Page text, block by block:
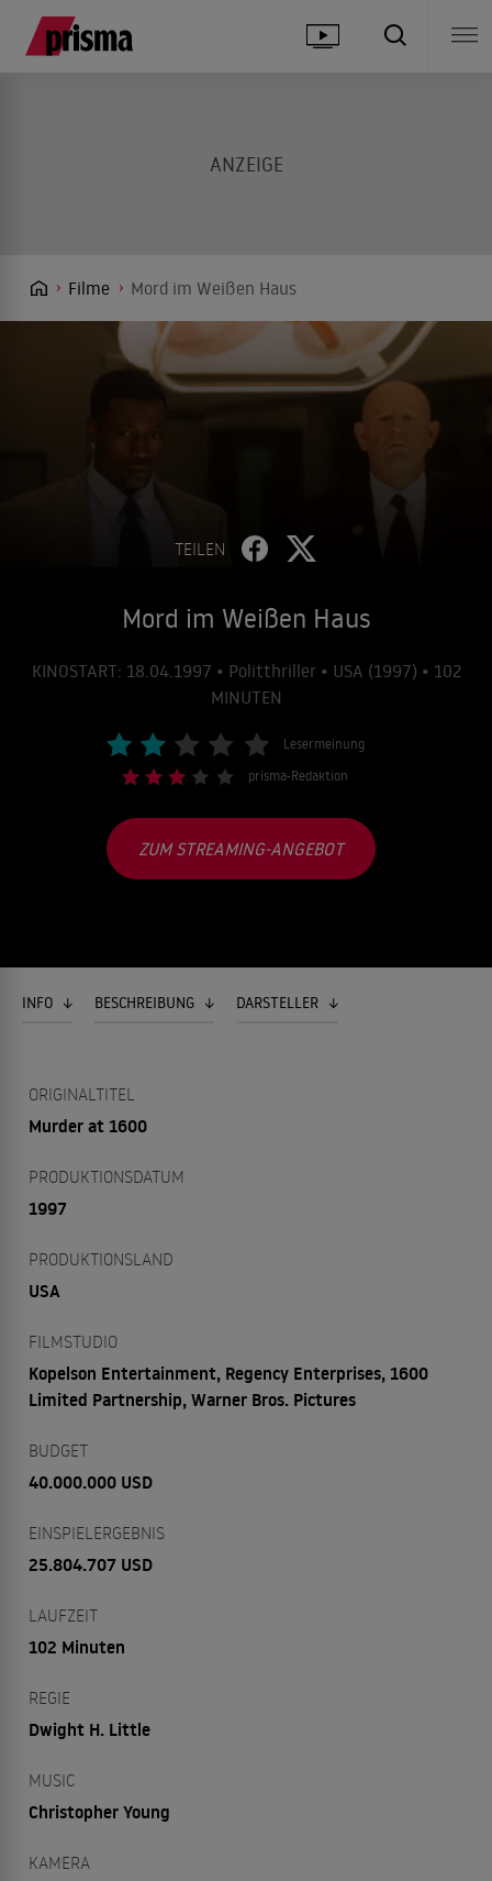
Filme Mord im Weißen Haus
TEILEN
Mord im Weißen Haus
KINOSTART: 18.04.1997 • Politthriller • USA (1997) • 102
MINUTEN
Lesermeinung
prisma-Redaktion
ZUM STREAMING-ANGEBOT
INFO BESCHREIBUNG DARSTELLER
ORIGINALTITEL
Murder at 1600
PRODUKTIONSDATUM
1997
PRODUKTIONSLAND
USA
FILMSTUDIO
Kopelson Entertainment, Regency Enterprises, 1600
Limited Partnership, Warner Bros. Pictures
BUDGET
40.000.000 USD
EINSPIELERGEBNIS
25.804.707 USD
LAUFZEIT
102 Minuten
REGIE
Dwight H. Little
MUSIC
Christopher Young
KAMERA